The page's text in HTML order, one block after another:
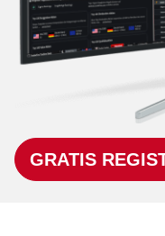
GRATIS